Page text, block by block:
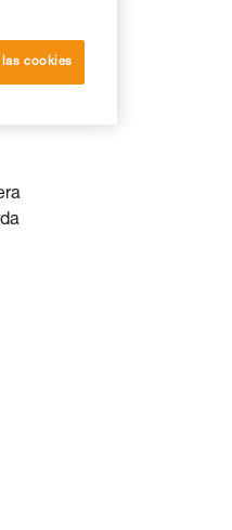
cookies